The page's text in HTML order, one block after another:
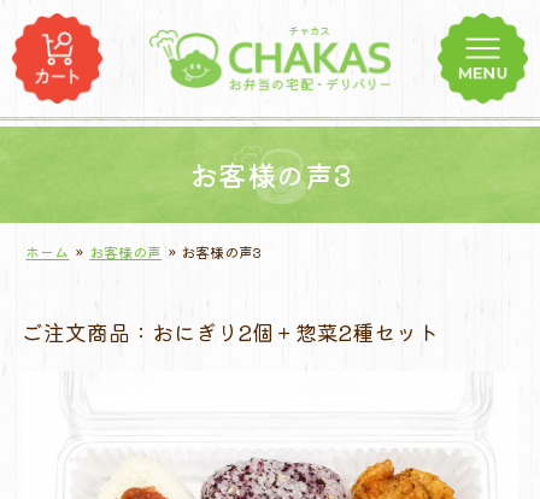
ン
テ
ツ
キ
お客様の声3
ホーム » お客様の声 » お客様の声3
ご注文商品：おにぎり2個＋惣菜2種セット